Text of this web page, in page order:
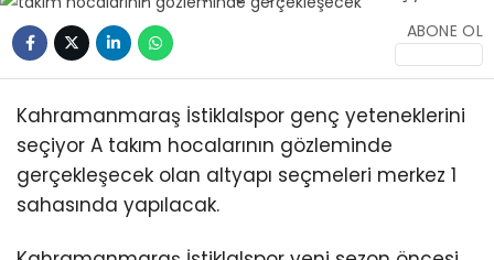
ABONE OL
Kahramanmaraş İstiklalspor genç yeteneklerini
seçiyor A takım hocalarının gözleminde
gerçekleşecek olan altyapı seçmeleri merkez 1
sahasında yapılacak.